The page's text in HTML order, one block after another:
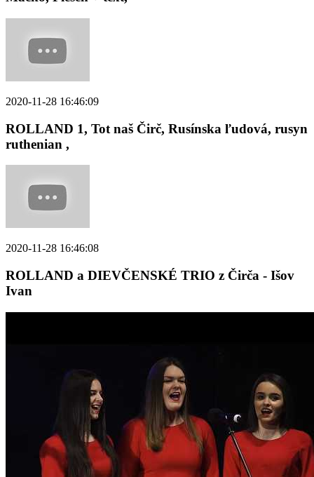
2020-11-28 16:46:09
ROLLAND 1, Tot naš Čirč, Rusínska ľudová, rusyn
ruthenian ,
2020-11-28 16:46:08
ROLLAND a DIEVČENSKÉ TRIO z Čirča - Išov
Ivan